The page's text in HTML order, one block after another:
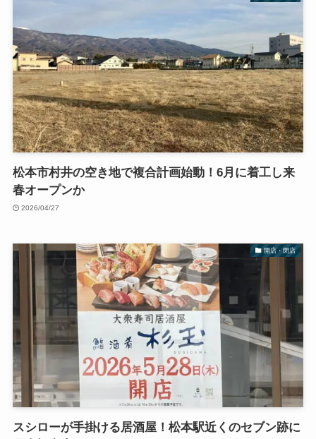
松本市村井の空き地で複合計画始動！6月に着工し来
春オープンか
2026/04/27
開店・閉店
スシローが手掛ける居酒屋！松本駅近くのセブン跡に